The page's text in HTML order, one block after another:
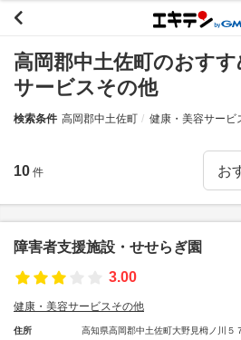
高岡郡中土佐町のおす
サービスその他
検索条件 高岡郡中土佐町 健康・美容サービ
10 件
障害者支援施設・せせらぎ園
3.00
健康・美容サービスその他
住所 高知県高岡郡中土佐町大野見栂ノ川５